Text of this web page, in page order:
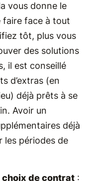
vous donne le
faire face à tout
tôt, plus vous
des solutions
il est conseillé
d’extras (en
déjà prêts à se
Avoir un
déjà
les périodes de
de contrat :